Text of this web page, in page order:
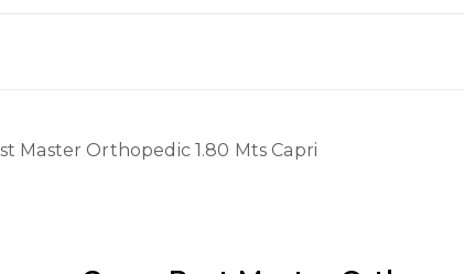
Master Orthopedic 1.80 Mts Capri